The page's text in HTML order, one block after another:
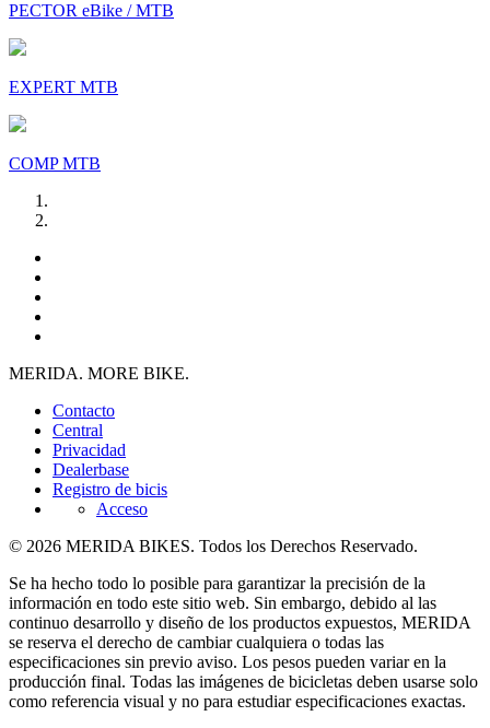
PECTOR eBike / MTB
EXPERT MTB
COMP MTB
MERIDA. MORE BIKE.
Contacto
Central
Privacidad
Dealerbase
Registro de bicis
Acceso
© 2026 MERIDA BIKES. Todos los Derechos Reservado.
Se ha hecho todo lo posible para garantizar la precisión de la
información en todo este sitio web. Sin embargo, debido al las
continuo desarrollo y diseño de los productos expuestos, MERIDA
se reserva el derecho de cambiar cualquiera o todas las
especificaciones sin previo aviso. Los pesos pueden variar en la
producción final. Todas las imágenes de bicicletas deben usarse solo
como referencia visual y no para estudiar especificaciones exactas.